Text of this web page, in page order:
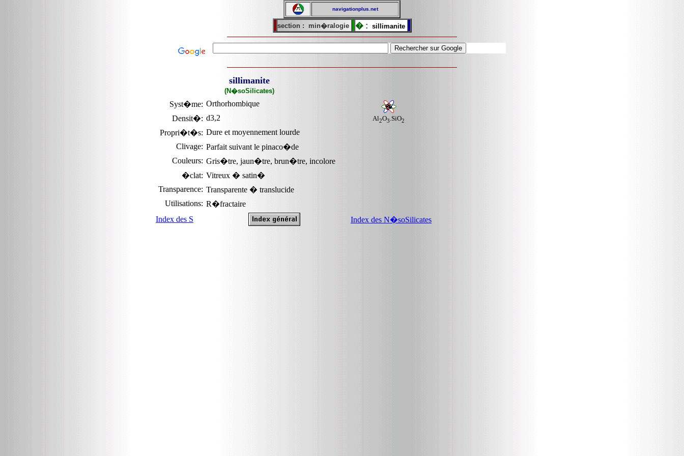
navigationplus.net
section : min�ralogie � : sillimanite
sillimanite
(N�soSilicates)
Syst�me: Orthorhombique
Al2O3.SiO2
Densit�: d3,2
Propri�t�s: Dure et moyennement lourde
Clivage: Parfait suivant le pinaco�de
Couleurs: Gris�tre, jaun�tre, brun�tre, incolore
�clat: Vitreux � satin�
Transparence: Transparente � translucide
Utilisations: R�fractaire
Index des S
Index des N�soSilicates